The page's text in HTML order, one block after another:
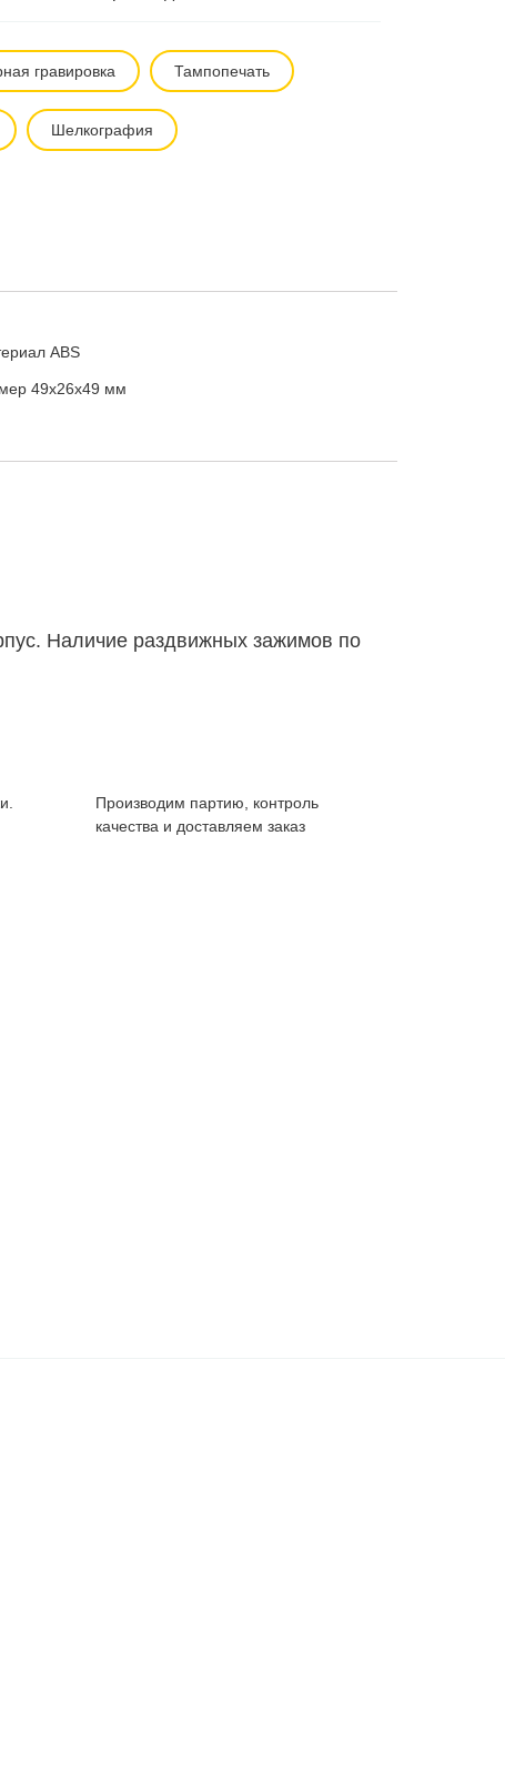
гравировка Тампопечать
Шелкография
ABS
49х26х49 мм
Наличие раздвижных зажимов по
Производим партию, контроль
качества и доставляем заказ